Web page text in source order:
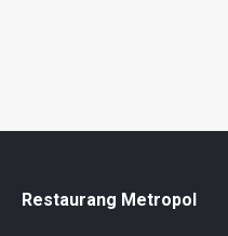
Restaurang Metropol